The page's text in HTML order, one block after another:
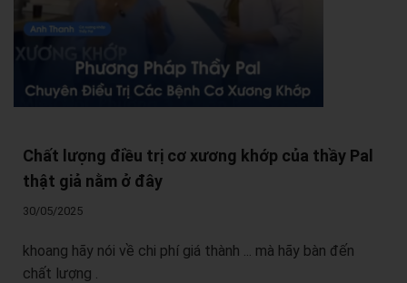
Chất lượng điều trị cơ xương khớp của thầy Pal
thật giả nằm ở đây
30/05/2025
khoang hãy nói về chi phí giá thành ... mà hãy bàn đến
chất lượng .